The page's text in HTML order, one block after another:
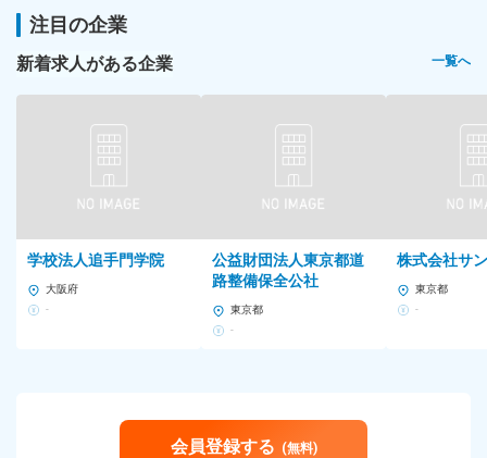
注目の企業
新着求人がある企業 一覧へ
学校法人追手門学院
大阪府
-
公益財団法人東京都道
路整備保全公社
東京都
-
株式会社サ
東京都
-
会員登録する (無料)